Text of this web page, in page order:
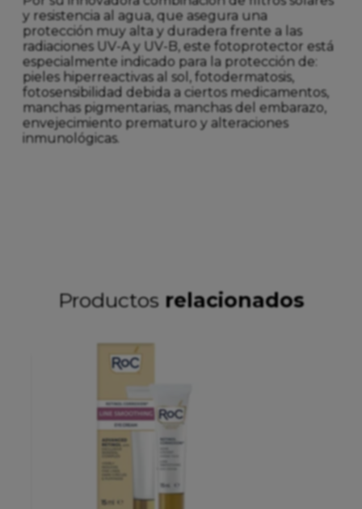
y resistencia al agua, que asegura una
protección muy alta y duradera frente a las
radiaciones UV-A y UV-B, este fotoprotector está
especialmente indicado para la protección de:
pieles hiperreactivas al sol, fotodermatosis,
fotosensibilidad debida a ciertos medicamentos,
manchas pigmentarias, manchas del embarazo,
envejecimiento prematuro y alteraciones
inmunológicas.
Productos relacionados